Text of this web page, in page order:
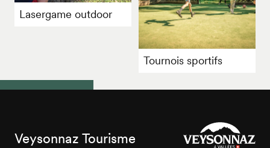
Lasergame outdoor
Tournois sportifs
Veysonnaz Tourisme